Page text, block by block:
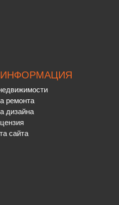
ремонта
дизайна
сайта